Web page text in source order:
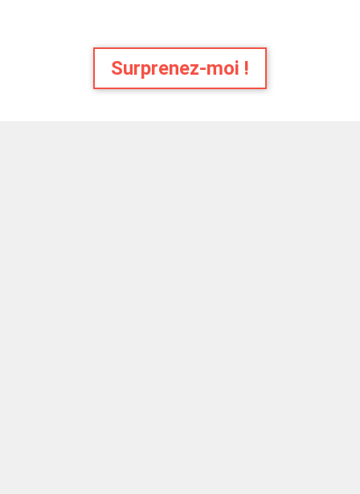
Surprenez-moi !